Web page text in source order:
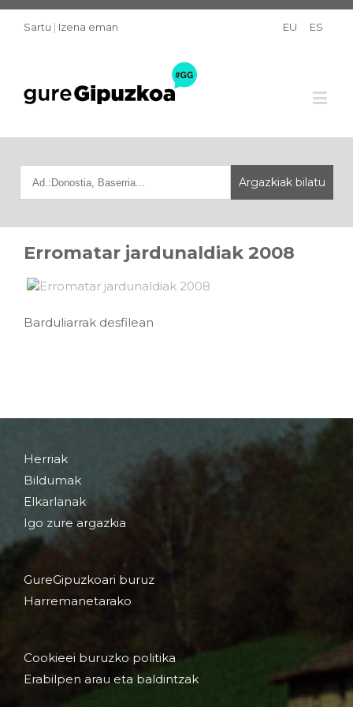
Sartu | Izena eman EU ES
Erromatar jardunaldiak 2008
Barduliarrak desfilean
Herriak
Bildumak
Elkarlanak
Igo zure argazkia
GureGipuzkoari buruz
Harremanetarako
Cookieei buruzko politika
Erabilpen arau eta baldintzak